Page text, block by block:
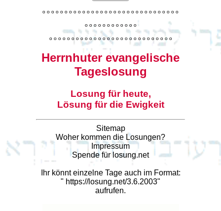
o o o o o o o o o o o o o o o o o o o o o o o o o o o o o o o
o o o o o o o o o o o o
o o o o o o o o o o o o o o o o o o o o o o o o o o o o
Herrnhuter evangelische
Tageslosung
Losung für heute,
Lösung für die Ewigkeit
Sitemap
Woher kommen die Losungen?
Impressum
Spende für losung.net
Ihr könnt einzelne Tage auch im Format:
" https://losung.net/3.6.2003"
aufrufen.